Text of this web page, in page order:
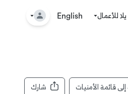
للأعمال English
شارك
قائمة الأمنيات